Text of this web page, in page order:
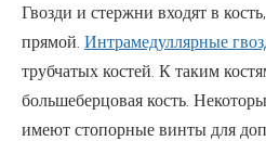
Гвозди и стержни входят в
прямой. Интрамедуллярные
трубчатых костей. К таким
большеберцовая кость.
имеют стопорные винты для